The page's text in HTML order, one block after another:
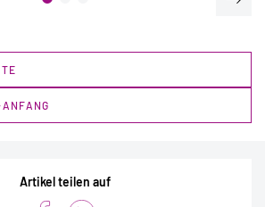
Artikel teilen auf